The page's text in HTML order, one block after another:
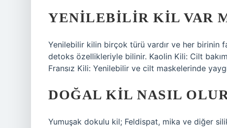
YENILEBILIR KIL VAR
Yenilebilir kilin birçok türü vardır ve her birinin
detoks özellikleriyle bilinir. Kaolin Kili: Cilt
Fransız Kili: Yenilebilir ve cilt maskelerinde
DOĞAL KIL NASIL
Yumuşak dokulu kil; Feldispat, mika ve diğer